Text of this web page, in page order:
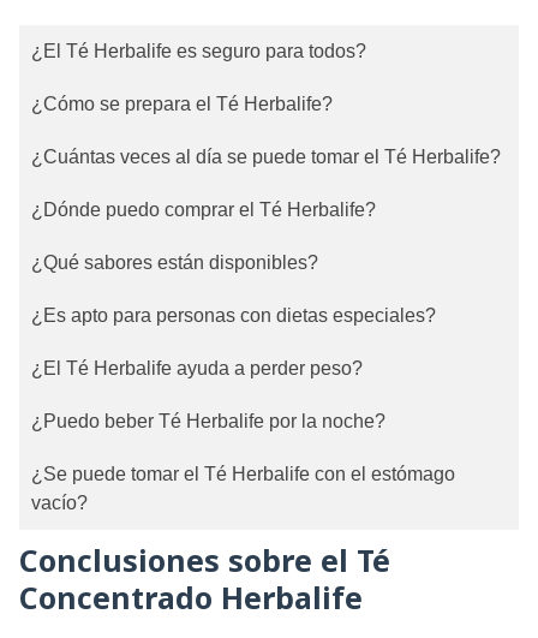
¿El Té Herbalife es seguro para todos?
¿Cómo se prepara el Té Herbalife?
¿Cuántas veces al día se puede tomar el Té Herbalife?
¿Dónde puedo comprar el Té Herbalife?
¿Qué sabores están disponibles?
¿Es apto para personas con dietas especiales?
¿El Té Herbalife ayuda a perder peso?
¿Puedo beber Té Herbalife por la noche?
¿Se puede tomar el Té Herbalife con el estómago
vacío?
Conclusiones sobre el Té
Concentrado Herbalife